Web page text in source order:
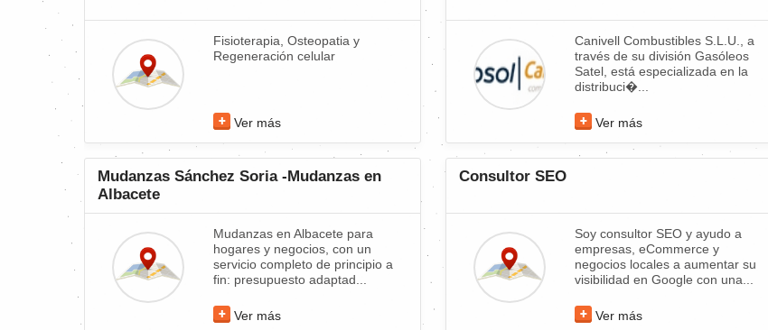
Fisioterapia, Osteopatia y
Regeneración celular
Ver más
Canivell Combustibles S.L.U., a
través de su división Gasóleos
Satel, está especializada en la
distribuci�...
Ver más
Mudanzas Sánchez Soria -Mudanzas en
Albacete
Mudanzas en Albacete para
hogares y negocios, con un
servicio completo de principio a
fin: presupuesto adaptad...
Ver más
Consultor SEO
Soy consultor SEO y ayudo a
empresas, eCommerce y
negocios locales a aumentar su
visibilidad en Google con una...
Ver más